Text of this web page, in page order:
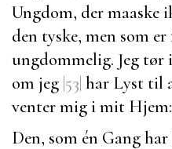
Ungdom, der maaske
den tyske, men som
ungdommelig. Jeg tør
om jeg |53| har Lyst til
venter mig i mit Hjem:
Den, som én Gang